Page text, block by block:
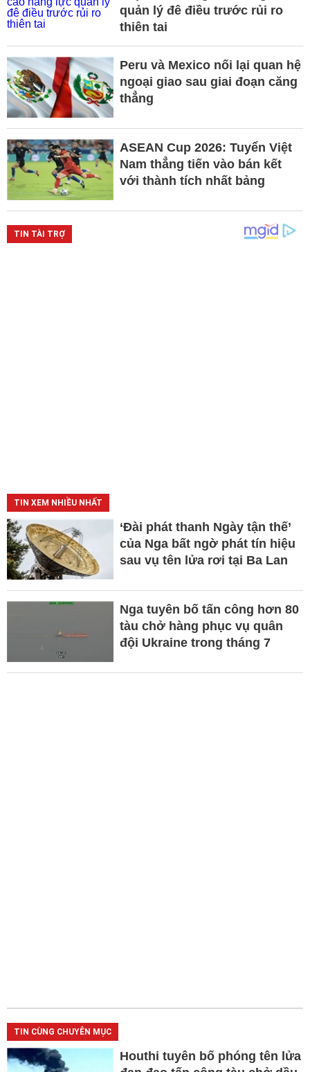
quản lý đê điều trước rủi ro
thiên tai
Peru và Mexico nối lại quan hệ
ngoại giao sau giai đoạn căng
thẳng
ASEAN Cup 2026: Tuyển Việt
Nam thẳng tiến vào bán kết
với thành tích nhất bảng
TIN XEM NHIỀU NHẤT
‘Đài phát thanh Ngày tận thế’
của Nga bất ngờ phát tín hiệu
sau vụ tên lửa rơi tại Ba Lan
Nga tuyên bố tấn công hơn 80
tàu chở hàng phục vụ quân
đội Ukraine trong tháng 7
TIN CÙNG CHUYÊN MỤC
Houthi tuyên bố phóng tên lửa